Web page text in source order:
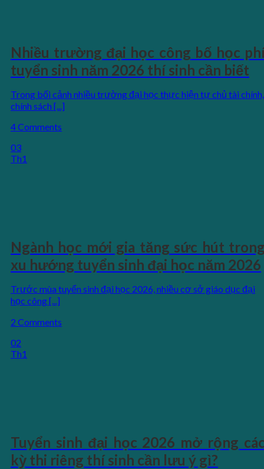
Nhiều trường đại học công bố học
tuyển sinh năm 2026 thí sinh cần biết
Trong bối cảnh nhiều trường đại học thực hiện tự chủ tài chính,
chính sách [...]
4 Comments
03
Th1
Ngành học mới gia tăng sức hút
xu hướng tuyển sinh đại học năm 2026
Trước mùa tuyển sinh đại học 2026, nhiều cơ sở giáo dục đại
học công [...]
2 Comments
02
Th1
Tuyển sinh đại học 2026 mở rộng
kỳ thi riêng thí sinh cần lưu ý gì?